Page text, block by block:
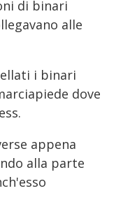
di binari
alle
i binari
dove
appena
alla parte